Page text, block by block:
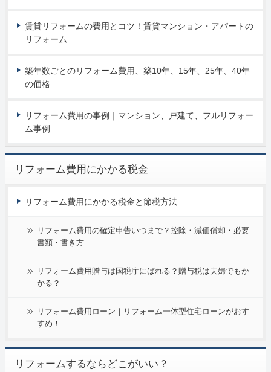
賃貸リフォームの費用とコツ！賃貸マンション・アパートの
リフォーム
築年数ごとのリフォーム費用、築10年、15年、25年、40年
の価格
リフォーム費用の事例｜マンション、戸建て、フルリフォー
ム事例
リフォーム費用にかかる税金
リフォーム費用にかかる税金と節税方法
リフォーム費用の確定申告いつまで？控除・減価償却・必要
書類・書き方
リフォーム費用贈与は国税庁にばれる？贈与税は夫婦でもか
かる？
リフォーム費用ローン｜リフォーム一体型住宅ローンがおす
すめ！
リフォームするならどこがいい？